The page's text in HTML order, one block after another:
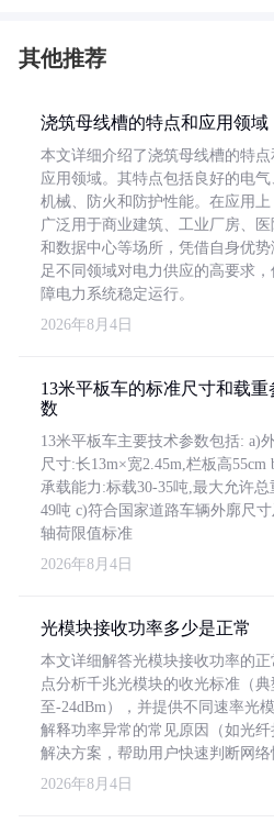
其他推荐
浇筑母线槽的特点和应用领域
本文详细介绍了浇筑母线槽的特点
应用领域。其特点包括良好的电气
机械、防火和防护性能。在应用上
广泛用于商业建筑、工业厂房、医
和数据中心等场所，凭借自身优势
足不同领域对电力供应的高要求，
障电力系统稳定运行。
2026年8月4日
13米平板车的标准尺寸和载重
数
13米平板车主要技术参数包括: a)
尺寸:长13m×宽2.45m,栏板高55cm
承载能力:标载30-35吨,最大允许总
49吨 c)符合国家道路车辆外廓尺寸
轴荷限值标准
2026年8月4日
光模块接收功率多少是正常
本文详细解答光模块接收功率的
点分析千兆光模块的收光标准（
至-24dBm），并提供不同速率光
解释功率异常的常见原因（如光
解决方案，帮助用户快速判断网络
2026年8月4日